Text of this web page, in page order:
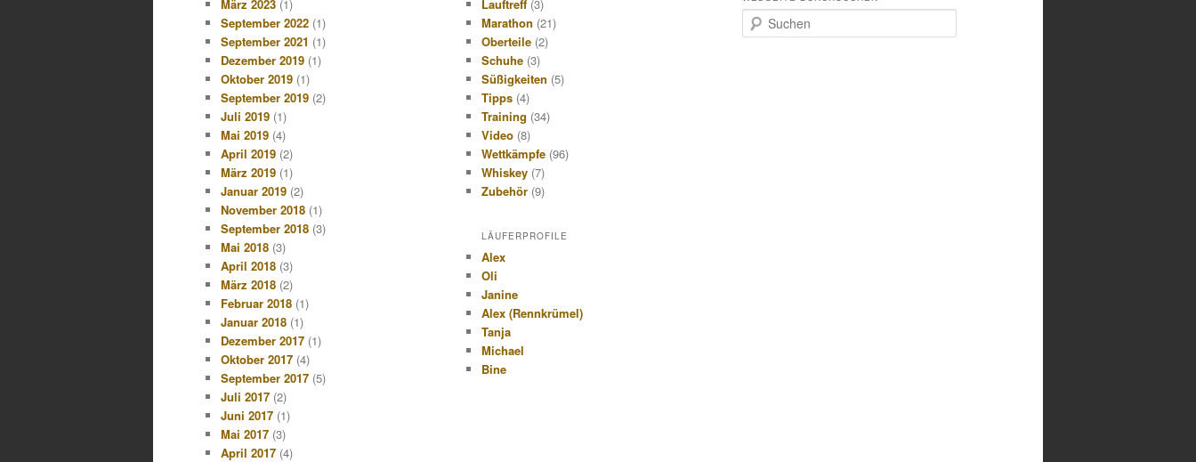
März 2023 (1)
September 2022 (1)
September 2021 (1)
Dezember 2019 (1)
Oktober 2019 (1)
September 2019 (2)
Juli 2019 (1)
Mai 2019 (4)
April 2019 (2)
März 2019 (1)
Januar 2019 (2)
November 2018 (1)
September 2018 (3)
Mai 2018 (3)
April 2018 (3)
März 2018 (2)
Februar 2018 (1)
Januar 2018 (1)
Dezember 2017 (1)
Oktober 2017 (4)
September 2017 (5)
Juli 2017 (2)
Juni 2017 (1)
Mai 2017 (3)
April 2017 (4)
Lauftreff(3)
Marathon (21)
Oberteile(2)
Schuhe(3)
Süßigkeiten (5)
Tipps(4)
Training (34)
Video(8)
Wettkämpfe(96)
Whiskey(7)
Zubehör(9)
LÄUFERPROFILE
Alex
Oli
Janine
Alex (Rennkrümel)
Tanja
Michael
Bine
u